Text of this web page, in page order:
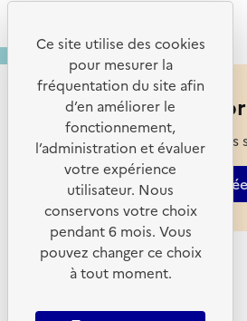
Les données
Accédez aux données
Consulter les
Ce site utilise des cookies
pour mesurer la
fréquentation du site afin
d’en améliorer le
fonctionnement,
l’administration et évaluer
votre expérience
utilisateur. Nous
conservons votre choix
pendant 6 mois. Vous
pouvez changer ce choix
à tout moment.